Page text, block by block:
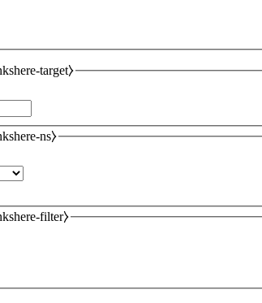
target⧽
ns⧽
filter⧽